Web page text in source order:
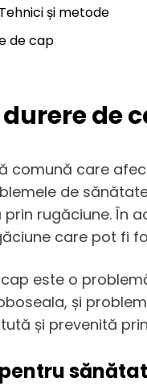
și metode
de cap
de
comună care
de
rugăciune. În
care pot fi
este o
și
și prevenită